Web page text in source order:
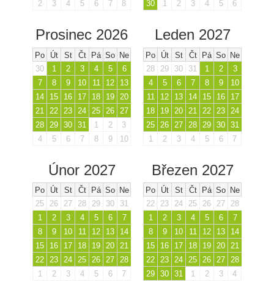
2
3 4 5 6 7 8
30
1 2 3 4 5 6
Prosinec 2026
Po Út St Čt Pá So Ne
30
1 2 3 4 5
6
7
8 9 10 11 12
13
14
15 16 17 18 19
20
21
22 23 24 25 26
27
28
29 30 31 1 2
3
4
5 6 7 8 9 10
Leden 2027
Po Út St Čt Pá So Ne
28
29 30 31 1 2
3
4
5 6 7 8 9
10
11
12 13 14 15 16
17
18
19 20 21 22 23
24
25
26 27 28 29 30 31
1
2 3 4 5 6 7
Únor 2027
Po Út St Čt Pá So Ne
25
26 27 28 29 30
31
1
2 3 4 5 6
7
8
9 10 11 12 13
14
15
16 17 18 19 20
21
22
23 24 25 26 27
28
1
2 3 4 5 6 7
Březen 2027
Po Út St Čt Pá So Ne
22
23 24 25 26 27
28
1
2 3 4 5 6
7
8
9 10 11 12 13
14
15
16 17 18 19 20
21
22
23 24 25 26 27
28
29 30 31 1 2 3 4